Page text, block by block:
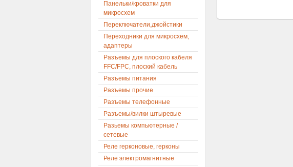
Панельки/кроватки для
микросхем
Переключатели,джойстики
Переходники для микросхем,
адаптеры
Разъемы для плоского кабеля
FFC/FPC, плоский кабель
Разъемы питания
Разъемы прочие
Разъемы телефонные
Разъемы/вилки штыревые
Разьемы компьютерные /
сетевые
Реле герконовые, герконы
Реле электромагнитные